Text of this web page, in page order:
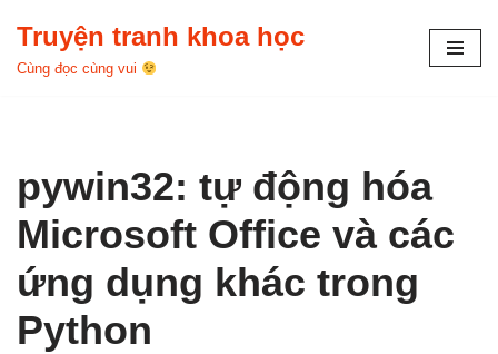
Chuyển
Truyện tranh khoa học
Cùng đọc cùng vui
pywin32: tự động hóa
Microsoft Office và các
ứng dụng khác trong
Python